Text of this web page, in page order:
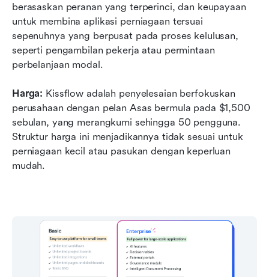
berasaskan peranan yang terperinci, dan keupayaan
untuk membina aplikasi perniagaan tersuai
sepenuhnya yang berpusat pada proses kelulusan,
seperti pengambilan pekerja atau permintaan
perbelanjaan modal.
Harga: Kissflow adalah penyelesaian berfokuskan
perusahaan dengan pelan Asas bermula pada $1,500
sebulan, yang merangkumi sehingga 50 pengguna.
Struktur harga ini menjadikannya tidak sesuai untuk
perniagaan kecil atau pasukan dengan keperluan
mudah.